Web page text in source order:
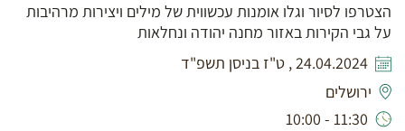
הצטרפו לסיור וגלו אומנות עכשווית של מילים ויצירות מרהיבות
על גבי הקירות באזור מחנה יהודה ונחלאות
24.04.2024 , ט"ז בניסן תשפ"ד
ירושלים
11:30 - 10:00